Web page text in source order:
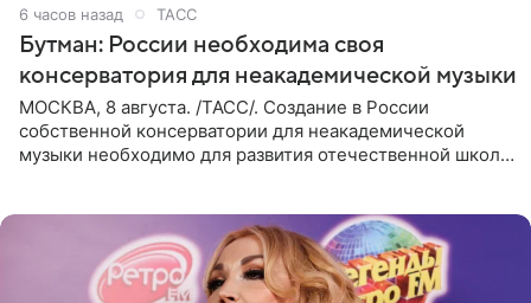
6 часов назад ТАСС
Бутман: России необходима своя
консерватория для неакадемической музыки
МОСКВА, 8 августа. /ТАСС/. Создание в России
собственной консерватории для неакадемической
музыки необходимо для развития отечественной школы